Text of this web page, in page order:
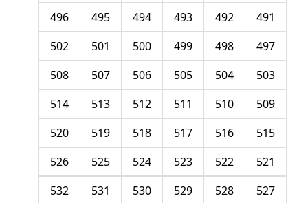
491
492
493
494
495
496
497
498
499
500
501
502
503
504
505
506
507
508
509
510
511
512
513
514
515
516
517
518
519
520
521
522
523
524
525
526
527
528
529
530
531
532